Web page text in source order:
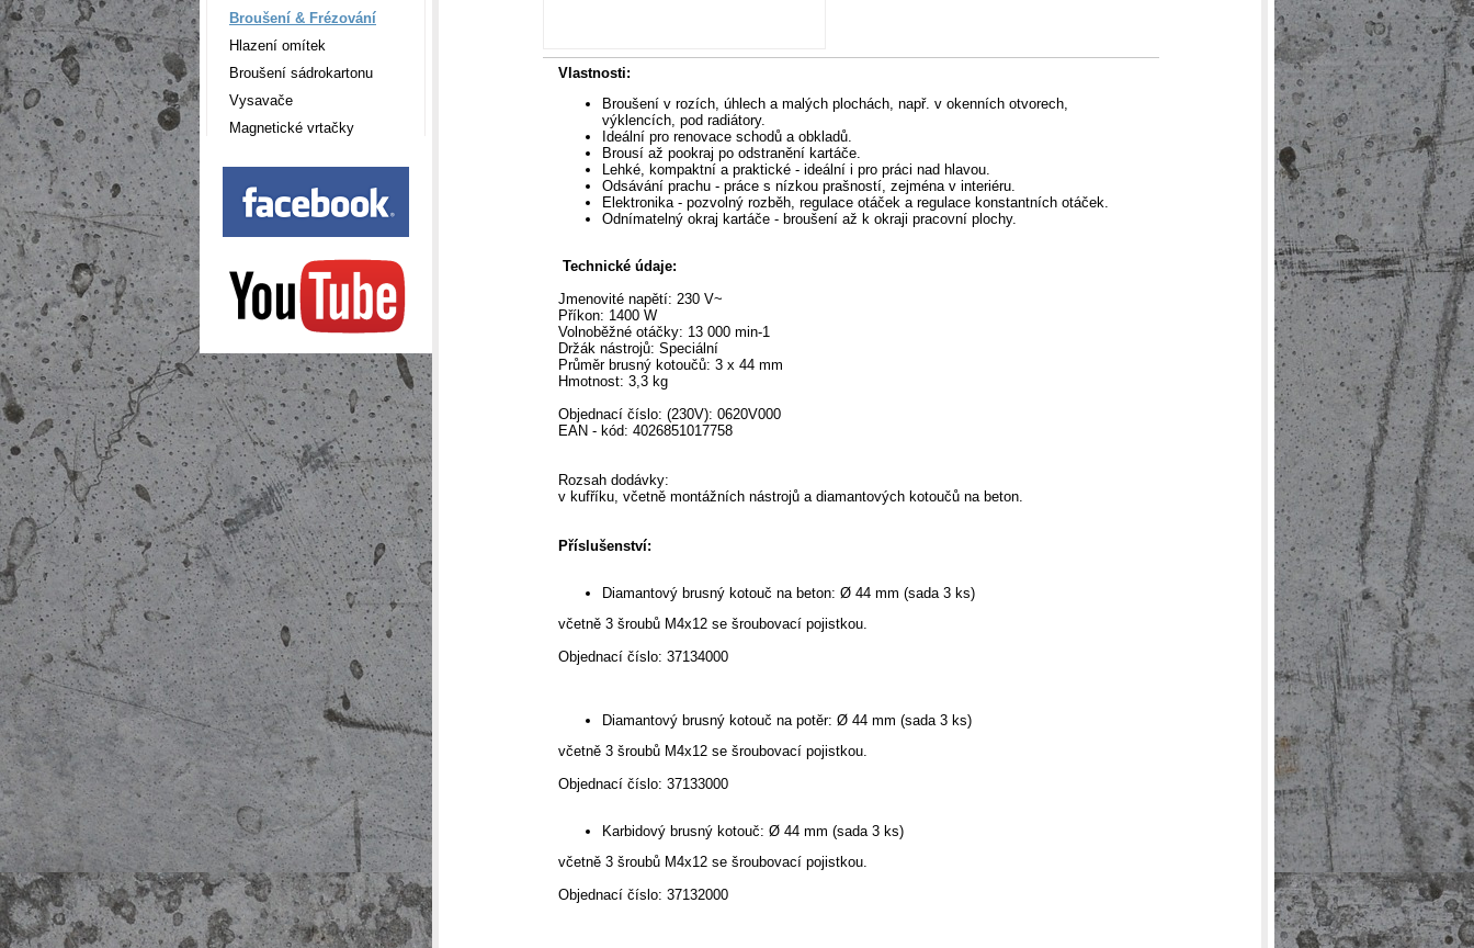
Broušení & Frézování
Hlazení omítek
Broušení sádrokartonu
Vysavače
Magnetické vrtačky
Vlastnosti:
Broušení v rozích, úhlech a malých plochách, např. v okenních otvorech,
výklencích, pod radiátory.
Ideální pro renovace schodů a obkladů.
Brousí až pookraj po odstranění kartáče.
Lehké, kompaktní a praktické - ideální i pro práci nad hlavou.
Odsávání prachu - práce s nízkou prašností, zejména v interiéru.
Elektronika - pozvolný rozběh, regulace otáček a regulace konstantních otáček.
Odnímatelný okraj kartáče - broušení až k okraji pracovní plochy.
Technické údaje:
Jmenovité napětí: 230 V~
Příkon: 1400 W
Volnoběžné otáčky: 13 000 min-1
Držák nástrojů: Speciální
Průměr brusný kotoučů: 3 x 44 mm
Hmotnost: 3,3 kg
Objednací číslo: (230V): 0620V000
EAN - kód: 4026851017758
Rozsah dodávky:
v kufříku, včetně montážních nástrojů a diamantových kotoučů na beton.
Příslušenství:
Diamantový brusný kotouč na beton: Ø 44 mm (sada 3 ks)
včetně 3 šroubů M4x12 se šroubovací pojistkou.
Objednací číslo: 37134000
Diamantový brusný kotouč na potěr: Ø 44 mm (sada 3 ks)
včetně 3 šroubů M4x12 se šroubovací pojistkou.
Objednací číslo: 37133000
Karbidový brusný kotouč: Ø 44 mm (sada 3 ks)
včetně 3 šroubů M4x12 se šroubovací pojistkou.
Objednací číslo: 37132000